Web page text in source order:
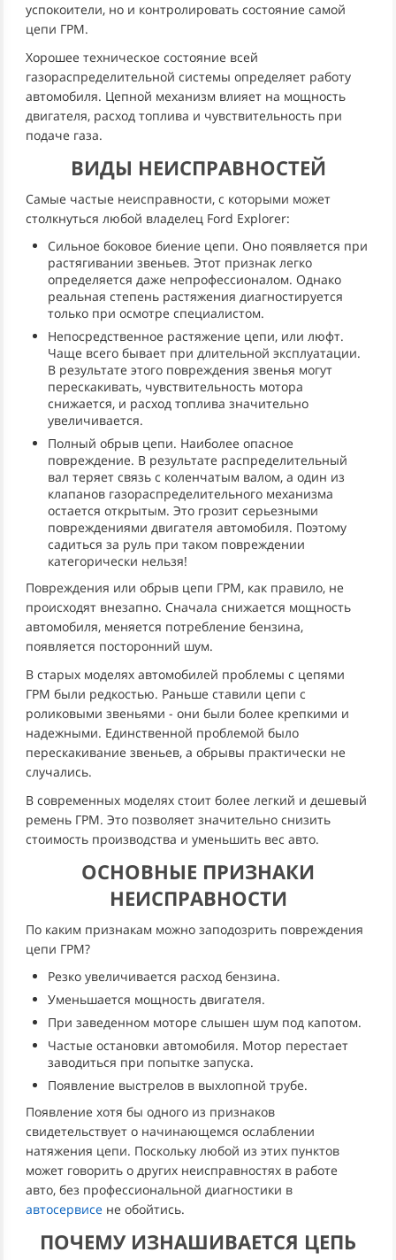
успокоители, но и контролировать состояние самой
цепи ГРМ.
Хорошее техническое состояние всей
газораспределительной системы определяет работу
автомобиля. Цепной механизм влияет на мощность
двигателя, расход топлива и чувствительность при
подаче газа.
ВИДЫ НЕИСПРАВНОСТЕЙ
Самые частые неисправности, с которыми может
столкнуться любой владелец Ford Explorer:
Сильное боковое биение цепи. Оно появляется при
растягивании звеньев. Этот признак легко
определяется даже непрофессионалом. Однако
реальная степень растяжения диагностируется
только при осмотре специалистом.
Непосредственное растяжение цепи, или люфт.
Чаще всего бывает при длительной эксплуатации.
В результате этого повреждения звенья могут
перескакивать, чувствительность мотора
снижается, и расход топлива значительно
увеличивается.
Полный обрыв цепи. Наиболее опасное
повреждение. В результате распределительный
вал теряет связь с коленчатым валом, а один из
клапанов газораспределительного механизма
остается открытым. Это грозит серьезными
повреждениями двигателя автомобиля. Поэтому
садиться за руль при таком повреждении
категорически нельзя!
Повреждения или обрыв цепи ГРМ, как правило, не
происходят внезапно. Сначала снижается мощность
автомобиля, меняется потребление бензина,
появляется посторонний шум.
В старых моделях автомобилей проблемы с цепями
ГРМ были редкостью. Раньше ставили цепи с
роликовыми звеньями - они были более крепкими и
надежными. Единственной проблемой было
перескакивание звеньев, а обрывы практически не
случались.
В современных моделях стоит более легкий и дешевый
ремень ГРМ. Это позволяет значительно снизить
стоимость производства и уменьшить вес авто.
ОСНОВНЫЕ ПРИЗНАКИ
НЕИСПРАВНОСТИ
По каким признакам можно заподозрить повреждения
цепи ГРМ?
Резко увеличивается расход бензина.
Уменьшается мощность двигателя.
При заведенном моторе слышен шум под капотом.
Частые остановки автомобиля. Мотор перестает
заводиться при попытке запуска.
Появление выстрелов в выхлопной трубе.
Появление хотя бы одного из признаков
свидетельствует о начинающемся ослаблении
натяжения цепи. Поскольку любой из этих пунктов
может говорить о других неисправностях в работе
авто, без профессиональной диагностики в
автосервисе не обойтись.
ПОЧЕМУ ИЗНАШИВАЕТСЯ ЦЕПЬ